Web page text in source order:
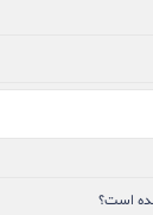
است؟